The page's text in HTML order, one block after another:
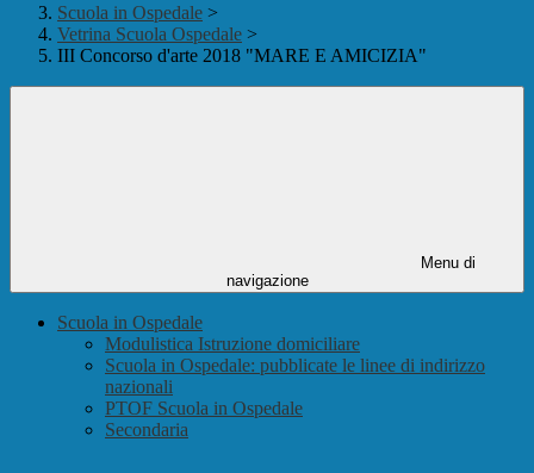
Scuola in Ospedale >
Vetrina Scuola Ospedale >
III Concorso d'arte 2018 "MARE E AMICIZIA"
Menu di
navigazione
Scuola in Ospedale
Modulistica Istruzione domiciliare
Scuola in Ospedale: pubblicate le linee di indirizzo
nazionali
PTOF Scuola in Ospedale
Secondaria